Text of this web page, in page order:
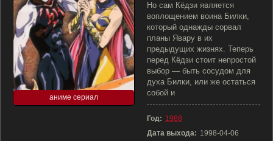
аниме сериал
Но сам Кёдзи является
воплощением воина Билки,
который однажды сорвал
планы Явару в их
предыдущих жизнях. Теперь
перед Кёдзи стоит непростой
выбор — быть сосудом для
духа Билки, или же остаться
собой и
Год: 1988
Дата выхода: 1998-04-06